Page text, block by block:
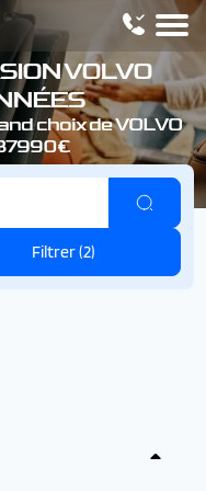
VOLVO
choix de VOLVO
Filtrer (2)